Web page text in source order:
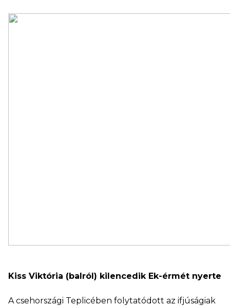
Kiss Viktória (balról) kilencedik Ek-érmét nyerte
A csehországi Teplicében folytatódott az ifjúságiak